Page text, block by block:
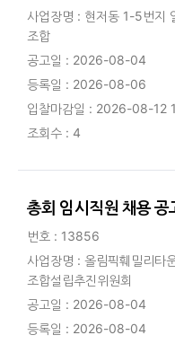
사업장명 : 현저동 1-5번지
조합
공고일 : 2026-08-04
등록일 : 2026-08-06
입찰마감일 : 2026-08-12
조회수 : 4
총회 임시직원 채용 공
번호 : 13856
사업장명 : 올림픽훼밀리타
조합설립추진위원회
공고일 : 2026-08-04
등록일 : 2026-08-04